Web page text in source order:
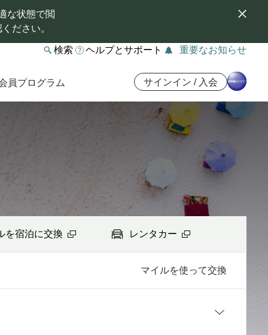
な状態で閲
ださい。
検索 ヘルプとサポート 重要なお知らせ
員プログラム サインイン / 入会
を宿泊に交換 レンタカー
マイルを使って交換